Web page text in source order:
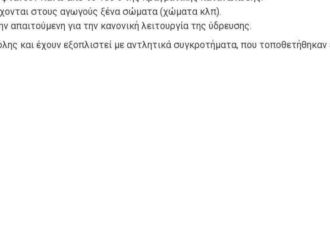
στους αγωγούς ξένα σώματα (χώματα κλπ).
απαιτούμενη για την κανονική λειτουργία της ύδρευσης.
και έχουν εξοπλιστεί με αντλητικά συγκροτήματα, που